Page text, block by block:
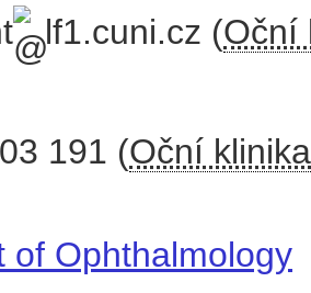
lf1.cuni.cz (Oční
191 (Oční klinika
of Ophthalmology